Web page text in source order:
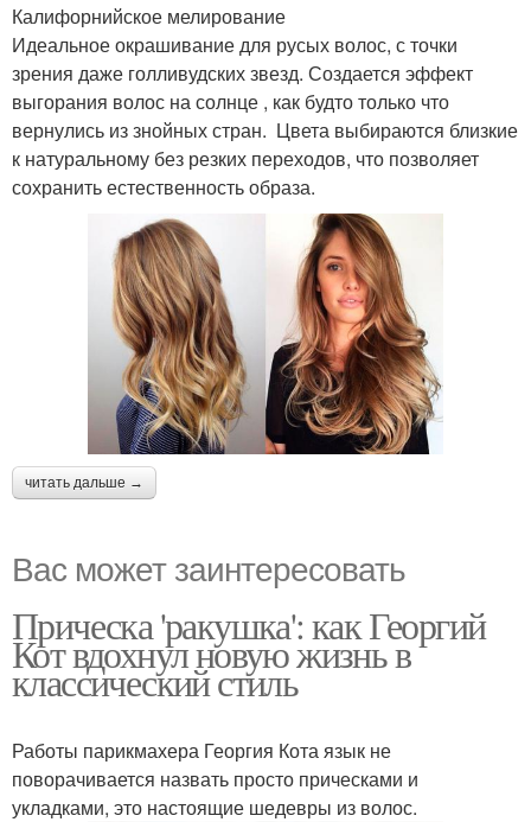
Калифорнийское мелирование
Идеальное окрашивание для русых волос, с точки
зрения даже голливудских звезд. Создается эффект
выгорания волос на солнце , как будто только что
вернулись из знойных стран. Цвета выбираются близкие
к натуральному без резких переходов, что позволяет
сохранить естественность образа.
читать дальше →
Вас может заинтересовать
Прическа 'ракушка': как Георгий
Кот вдохнул новую жизнь в
классический стиль
Работы парикмахера Георгия Кота язык не
поворачивается назвать просто прическами и
укладками, это настоящие шедевры из волос.